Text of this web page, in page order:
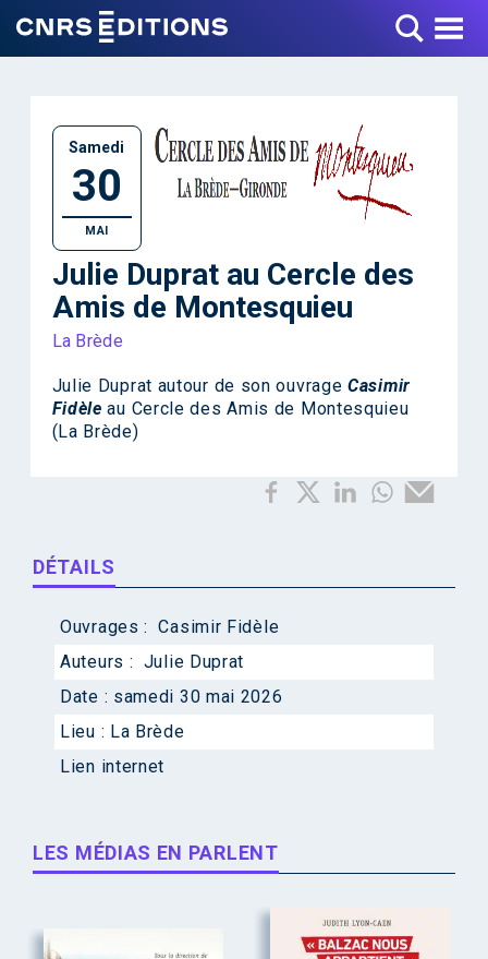
Toggle Menu
Samedi
30
MAI
Julie Duprat au Cercle des
Amis de Montesquieu
La Brède
Julie Duprat autour de son ouvrageCasimir
Fidèle au Cercle des Amis de Montesquieu
(La Brède)
DÉTAILS
Ouvrages :
Casimir Fidèle
Auteurs : Julie Duprat
Date : samedi 30 mai 2026
Lieu : La Brède
Lien internet
LES MÉDIAS EN PARLENT